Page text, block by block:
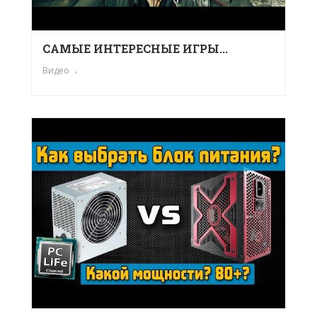
САМЫЕ ИНТЕРЕСНЫЕ ИГРЫ...
Видео